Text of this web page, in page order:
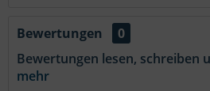
Bewertungen
0
Bewertungen lesen, schreiben
mehr